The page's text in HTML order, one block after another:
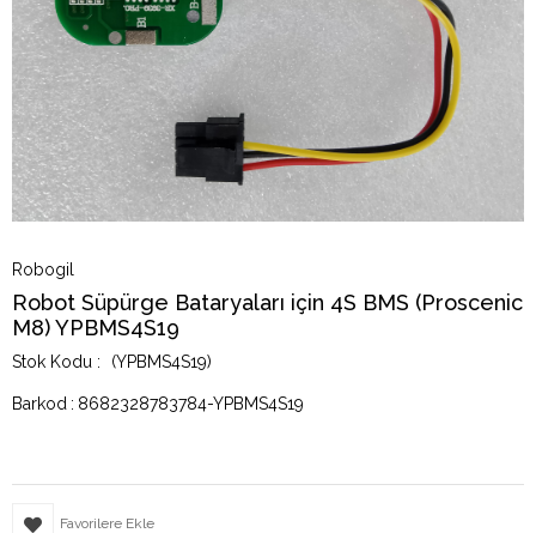
Robogil
Robot Süpürge Bataryaları için 4S BMS (Proscenic
M8) YPBMS4S19
(YPBMS4S19)
Barkod : 8682328783784-YPBMS4S19
Favorilere Ekle